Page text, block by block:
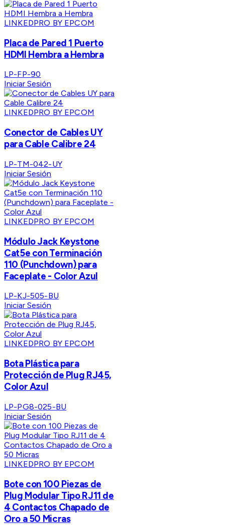
LINKEDPRO BY EPCOM
Placa de Pared 1 Puerto
HDMI Hembra a Hembra
LP-FP-90
Iniciar Sesión
LINKEDPRO BY EPCOM
Conector de Cables UY
para Cable Calibre 24
LP-TM-042-UY
Iniciar Sesión
LINKEDPRO BY EPCOM
Módulo Jack Keystone
Cat5e con Terminación
110 (Punchdown) para
Faceplate - Color Azul
LP-KJ-505-BU
Iniciar Sesión
LINKEDPRO BY EPCOM
Bota Plástica para
Protección de Plug RJ45,
Color Azul
LP-PG8-025-BU
Iniciar Sesión
LINKEDPRO BY EPCOM
Bote con 100 Piezas de
Plug Modular Tipo RJ11 de
4 Contactos Chapado de
Oro a 50 Micras